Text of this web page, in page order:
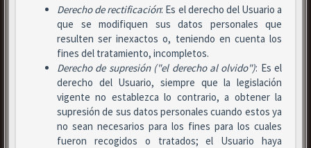
Derecho de rectificación: Es el derecho del Usuario a
que se modifiquen sus datos personales que
resulten ser inexactos o, teniendo en cuenta los
fines del tratamiento, incompletos.
Derecho de supresión ("el derecho al olvido"): Es el
derecho del Usuario, siempre que la legislación
vigente no establezca lo contrario, a obtener la
supresión de sus datos personales cuando estos ya
no sean necesarios para los fines para los cuales
fueron recogidos o tratados; el Usuario haya